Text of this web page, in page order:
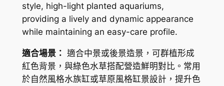
style, high-light planted aquariums,
providing a lively and dynamic appearance
while maintaining an easy-care profile.
適合場景： 適合中景或後景造景，可群植形成
紅色背景，與綠色水草搭配營造鮮明對比。常用
於自然風格水族缸或草原風格缸景設計，提升色